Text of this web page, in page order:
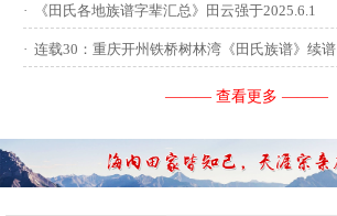
· 《田氏各地族谱字辈汇总》田云强于2025.6.1
· 连载30：重庆开州铁桥树林湾《田氏族谱》续谱
——— 查看更多 ———